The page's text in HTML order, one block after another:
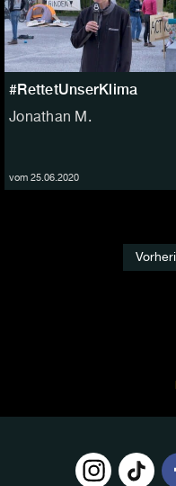
#RettetUnserKlima
Jonathan M.
vom 25.06.2020